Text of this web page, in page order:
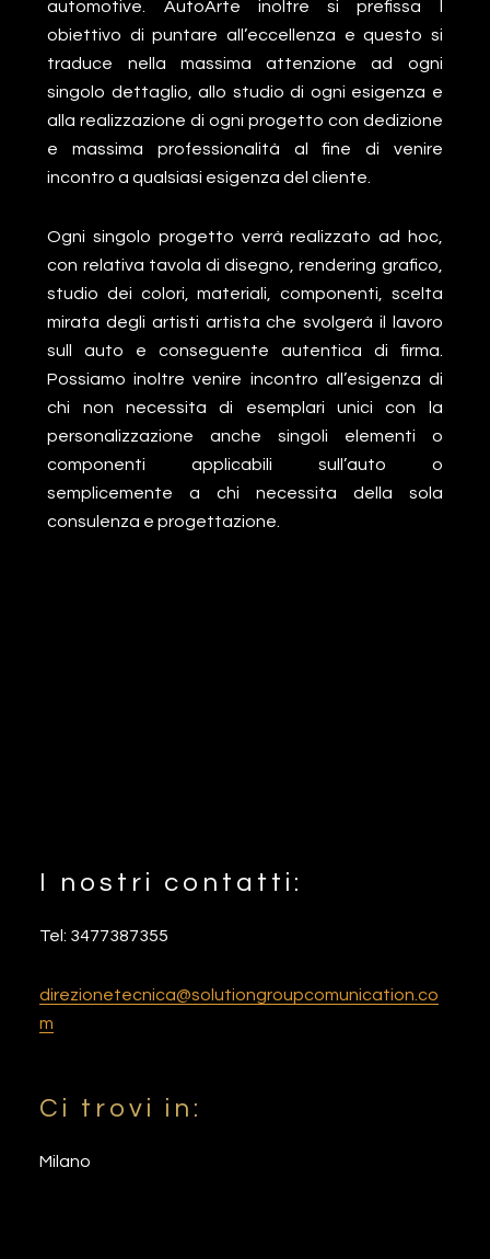
automotive. AutoArte inoltre si prefissa l
obiettivo di puntare all’eccellenza e questo si
traduce nella massima attenzione ad ogni
singolo dettaglio, allo studio di ogni esigenza e
alla realizzazione di ogni progetto con dedizione
e massima professionalità al fine di venire
incontro a qualsiasi esigenza del cliente.
Ogni singolo progetto verrà realizzato ad hoc,
con relativa tavola di disegno, rendering grafico,
studio dei colori, materiali, componenti, scelta
mirata degli artisti artista che svolgerà il lavoro
sull auto e conseguente autentica di firma.
Possiamo inoltre venire incontro all’esigenza di
chi non necessita di esemplari unici con la
personalizzazione anche singoli elementi o
componenti applicabili sull’auto o
semplicemente a chi necessita della sola
consulenza e progettazione.
Footer
I nostri contatti:
Tel: 3477387355
direzionetecnica@solutiongroupcomunication.co
m
Ci trovi in:
Milano